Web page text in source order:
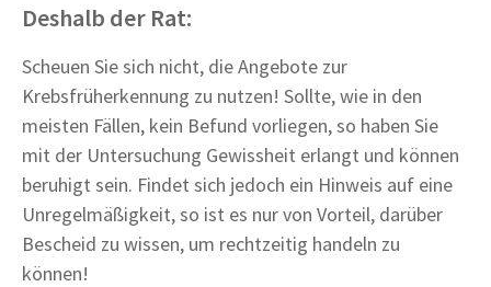
Deshalb der Rat:
Scheuen Sie sich nicht, die Angebote zur
Krebsfrüherkennung zu nutzen! Sollte, wie in den
meisten Fällen, kein Befund vorliegen, so haben Sie
mit der Untersuchung Gewissheit erlangt und können
beruhigt sein. Findet sich jedoch ein Hinweis auf eine
Unregelmäßigkeit, so ist es nur von Vorteil, darüber
Bescheid zu wissen, um rechtzeitig handeln zu
können!